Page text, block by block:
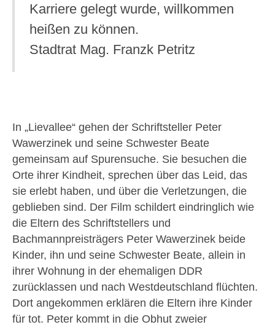
Karriere gelegt wurde, willkommen
heißen zu können.
Stadtrat Mag. Franzk Petritz
In „Lievallee“ gehen der Schriftsteller Peter
Wawerzinek und seine Schwester Beate
gemeinsam auf Spurensuche. Sie besuchen die
Orte ihrer Kindheit, sprechen über das Leid, das
sie erlebt haben, und über die Verletzungen, die
geblieben sind. Der Film schildert eindringlich wie
die Eltern des Schriftstellers und
Bachmannpreisträgers Peter Wawerzinek beide
Kinder, ihn und seine Schwester Beate, allein in
ihrer Wohnung in der ehemaligen DDR
zurücklassen und nach Westdeutschland flüchten.
Dort angekommen erklären die Eltern ihre Kinder
für tot. Peter kommt in die Obhut zweier